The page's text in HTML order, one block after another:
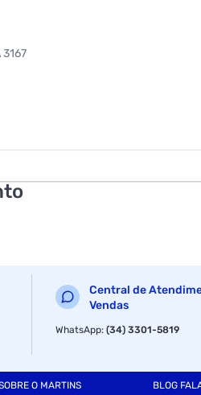
Central de
Vendas
WhatsApp:(34) 3301-5819
O MARTINS BLOG